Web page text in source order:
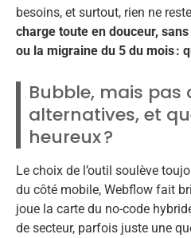
besoins, et surtout, rien ne
charge toute en douceur,
ou la migraine du 5 du mois :
Bubble, mais pas
alternatives, et
heureux ?
Le choix de l’outil soulève
du côté mobile, Webflow fait
joue la carte du no-code
de secteur, parfois juste une